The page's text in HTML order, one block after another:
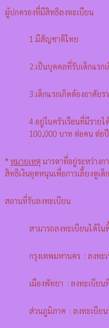
ผู้ปกครองที่มีสิทธิลงทะเบียน
1.มีสัญชาติไทย
2.เป็นบุคคลที่รับเด็กแรก
3.เด็กแรกเกิดต้องอาศัยร
4.อยู่ในครัวเรือนที่มีราย
100,000 บาท ต่อคน ต่อปี
*หมายเหตุ มารดาที่อยู่ระหว่าง
สิทธิเงินอุดหนุนเพื่อการเลี้ยงดูเด็
สถานที่รับลงทะเบียน
สามารถลงทะเบียนได้ใ
กรุงเทพมหานคร : ลงทะ
เมืองพัทยา : ลงทะเบียน
ส่วนภูมิภาค : ลงทะเบียน